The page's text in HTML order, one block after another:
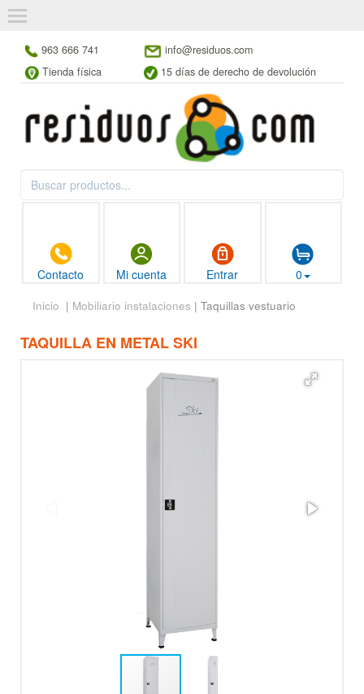
963 666 741
info@residuos.com
Tienda física
15 días de derecho de devolución
Contacto Mi cuenta Entrar 0
Inicio | Mobiliario instalaciones | Taquillas vestuario
TAQUILLA EN METAL SKI